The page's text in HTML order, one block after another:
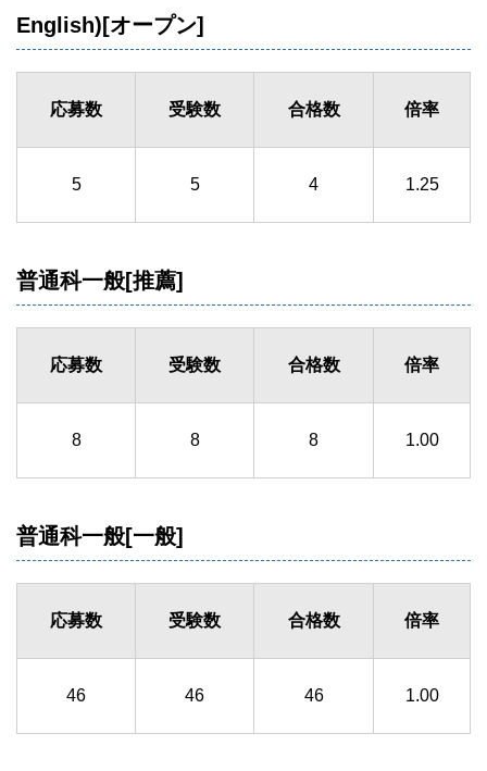
English)[オープン]
応募数 受験数 合格数 倍率
5 5 4 1.25
普通科一般[推薦]
応募数 受験数 合格数 倍率
8 8 8 1.00
普通科一般[一般]
応募数 受験数 合格数 倍率
46 46 46 1.00